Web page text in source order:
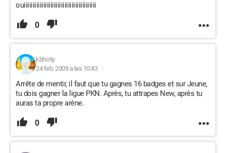
ouiiiiiiiiiiiiiiiiiiiiiiiiiiiiiiiiiiiiiiiii
0
kbhcity
24 feb. 2009 a las 10:43
Arrête de mentir, il faut que tu gagnes 16 badges et sur Jeune,
tu dois gagner la ligue PKN. Après, tu attrapes New, après tu
auras ta propre arène.
0